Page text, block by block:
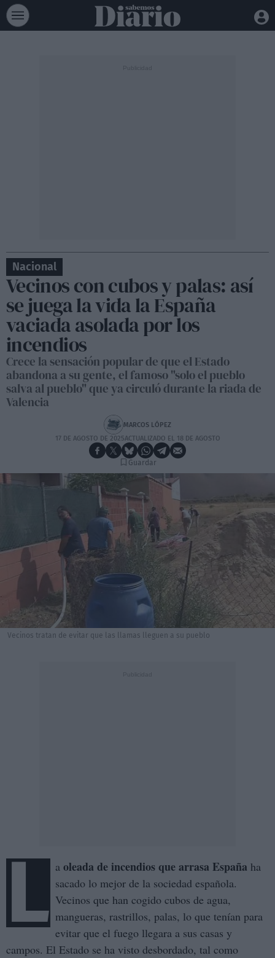
Nacional
Vecinos con cubos y palas: así
se juega la vida la España
vaciada asolada por los
incendios
Crece la sensación popular de que el Estado
abandona a su gente, el famoso "solo el pueblo
salva al pueblo" que ya circuló durante la riada de
Valencia
MARCOS LÓPEZ
17 DE AGOSTO DE 2025ACTUALIZADO EL 18 DE AGOSTO
Guardar
Vecinos tratan de evitar que las llamas lleguen a su pueblo
L a oleada de incendios que arrasa España ha
sacado lo mejor de la sociedad española.
Vecinos que han cogido cubos de agua,
mangueras, rastrillos, palas, lo que tenían para
evitar que el fuego llegara a sus casas y
campos. El Estado se ha visto desbordado, tal como